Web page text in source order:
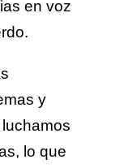
en voz
y
lo que